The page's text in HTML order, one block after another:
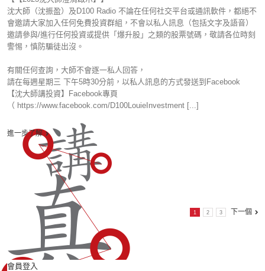
沈大師（沈振盈）及D100 Radio 不論在任何社交平台或通訊軟件，都絕不
會邀請大家加入任何免費投資群組，不會以私人訊息（包括文字及語音）
邀請參與/進行任何投資或提供「爆升股」之類的股票號碼，敬請各位時刻
警惕，慎防騙徒出沒。
有關任何查詢，大師不會逐一私人回答，
請在每週星期三 下午5時30分前，以私人訊息的方式發送到Facebook
【沈大師講投資】Facebook專頁
（ https://www.facebook.com/D100LouieInvestment [...]
進一步了解
1 2 3 下一個
會員登入